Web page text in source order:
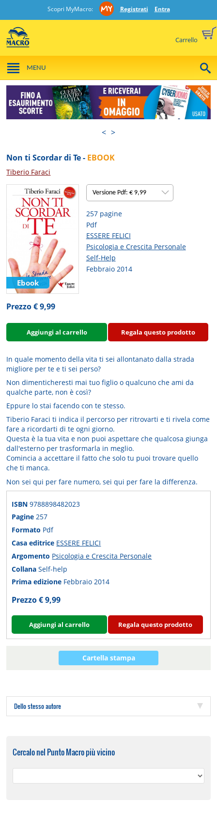
Scopri MyMacro: Registrati Entra
Carrello
MENU
< >
Non ti Scordar di Te - EBOOK
Tiberio Faraci
Ebook
Versione Pdf: € 9,99
257 pagine
Pdf
ESSERE FELICI
Psicologia e Crescita Personale
Self-Help
Febbraio 2014
Prezzo € 9,99
Aggiungi al carrello Regala questo prodotto
In quale momento della vita ti sei allontanato dalla strada
migliore per te e ti sei perso?
Non dimenticheresti mai tuo figlio o qualcuno che ami da
qualche parte, non è così?
Eppure lo stai facendo con te stesso.
Tiberio Faraci ti indica il percorso per ritrovarti e ti rivela come
fare a ricordarti di te ogni giorno.
Questa è la tua vita e non puoi aspettare che qualcosa giunga
dall'esterno per trasformarla in meglio.
Comincia a accettare il fatto che solo tu puoi trovare quello
che ti manca.
Non sei qui per fare numero, sei qui per fare la differenza.
ISBN9788898482023
Pagine257
Formato Pdf
Casa editrice ESSERE FELICI
Argomento Psicologia e Crescita Personale
CollanaSelf-help
Prima edizione Febbraio 2014
Prezzo € 9,99
Aggiungi al carrello Regala questo prodotto
Cartella stampa
Dello stesso autore
Cercalo nel Punto Macro più vicino